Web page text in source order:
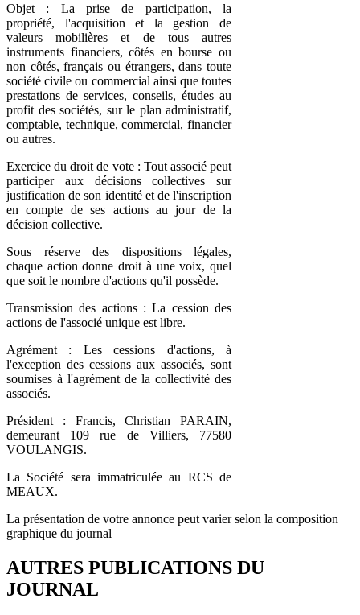
Objet : La prise de participation, la
propriété, l'acquisition et la gestion de
valeurs mobilières et de tous autres
instruments financiers, côtés en bourse ou
non côtés, français ou étrangers, dans toute
société civile ou commercial ainsi que toutes
prestations de services, conseils, études au
profit des sociétés, sur le plan administratif,
comptable, technique, commercial, financier
ou autres.
Exercice du droit de vote : Tout associé peut
participer aux décisions collectives sur
justification de son identité et de l'inscription
en compte de ses actions au jour de la
décision collective.
Sous réserve des dispositions légales,
chaque action donne droit à une voix, quel
que soit le nombre d'actions qu'il possède.
Transmission des actions : La cession des
actions de l'associé unique est libre.
Agrément : Les cessions d'actions, à
l'exception des cessions aux associés, sont
soumises à l'agrément de la collectivité des
associés.
Président : Francis, Christian PARAIN,
demeurant 109 rue de Villiers, 77580
VOULANGIS.
La Société sera immatriculée au RCS de
MEAUX.
La présentation de votre annonce peut varier selon la composition
graphique du journal
AUTRES PUBLICATIONS DU
JOURNAL